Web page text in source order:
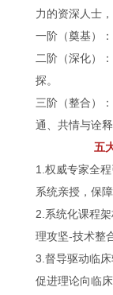
力的资深人士
一阶（奠基）
二阶（深化）
探。
三阶（整合）
通、共情与诠释
五
1.权威专家全
系统亲授，保
2.系统化课程
理攻坚-技术整
3.督导驱动临
促进理论向临床